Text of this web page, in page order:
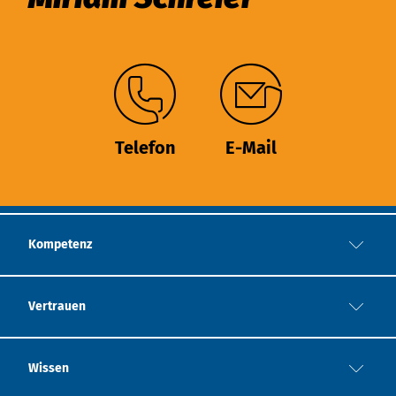
Telefon E-Mail
Kompetenz
Vertrauen
Wissen